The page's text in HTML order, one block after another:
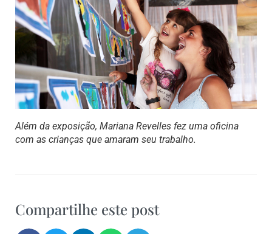
Além da exposição, Mariana Revelles fez uma oficina
com as crianças que amaram seu trabalho.
Compartilhe este post